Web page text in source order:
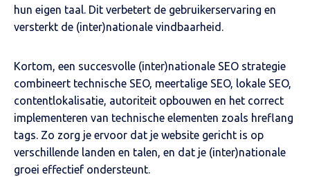
hun eigen taal. Dit verbetert de gebruikerservaring en
versterkt de (inter)nationale vindbaarheid.
Kortom, een succesvolle (inter)nationale SEO strategie
combineert technische SEO, meertalige SEO, lokale SEO,
contentlokalisatie, autoriteit opbouwen en het correct
implementeren van technische elementen zoals hreflang
tags. Zo zorg je ervoor dat je website gericht is op
verschillende landen en talen, en dat je (inter)nationale
groei effectief ondersteunt.